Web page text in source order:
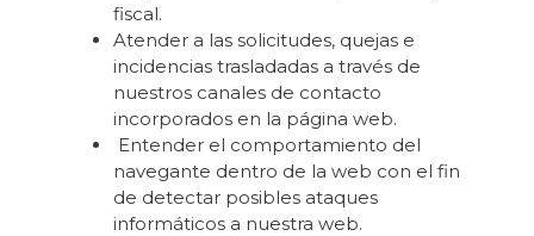
fiscal.
Atender a las solicitudes, quejas e
incidencias trasladadas a través de
nuestros canales de contacto
incorporados en la página web.
Entender el comportamiento del
navegante dentro de la web con el fin
de detectar posibles ataques
informáticos a nuestra web.